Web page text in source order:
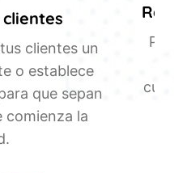
clientes un
o establece
que sepan
comienza la